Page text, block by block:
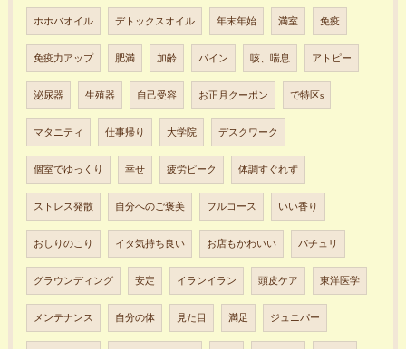
ホホバオイル デトックスオイル 年末年始 満室 免疫
免疫力アップ 肥満 加齢 パイン 咳、喘息 アトピー
泌尿器 生殖器 自己受容 お正月クーポン で特区s
マタニティ 仕事帰り 大学院 デスクワーク
個室でゆっくり 幸せ 疲労ピーク 体調すぐれず
ストレス発散 自分へのご褒美 フルコース いい香り
おしりのこり イタ気持ち良い お店もかわいい パチュリ
グラウンディング 安定 イランイラン 頭皮ケア 東洋医学
メンテナンス 自分の体 見た目 満足 ジュニパー